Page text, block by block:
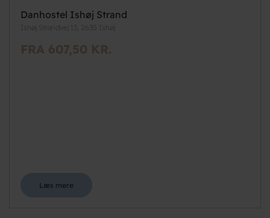
Danhostel Ishøj Strand
Ishøj Strandvej 13, 2635 Ishøj
FRA 607,50 KR.
Læs mere